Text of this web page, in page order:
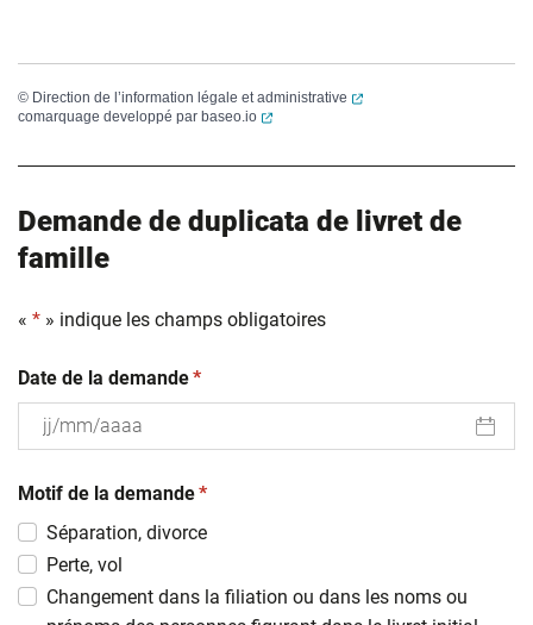
© Direction de l’information légale et administrative
(ouverture dans un
comarquage developpé par baseo.io (ouverture dans un nouvel onglet)
Demande de duplicata de livret de
famille
« * » indique les champs obligatoires
Date de la demande(obligatoire)
*
slash
MM
slash
AAAA
Motif de la demande(obligatoire)
*
Séparation, divorce
Perte, vol
Changement dans la filiation ou dans les noms ou